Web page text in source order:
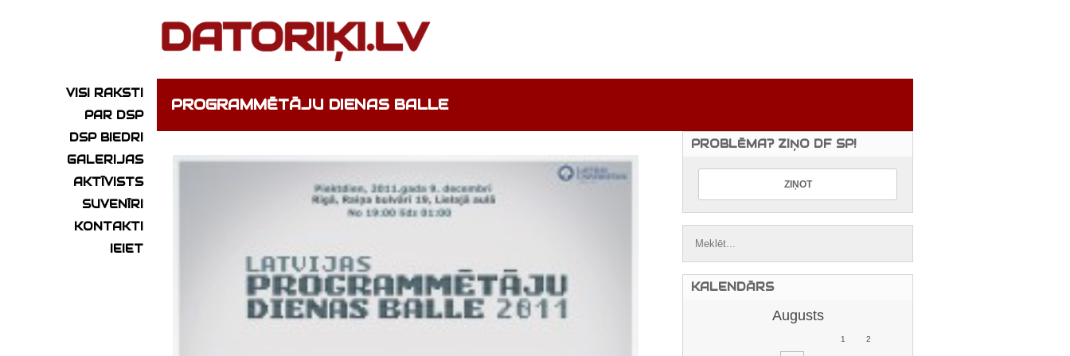
VISI RAKSTI
PAR DSP
DSP BIEDRI
GALERIJAS
AKTĪVISTS
SUVENĪRI
KONTAKTI
IEIET
PROGRAMMĒTĀJU DIENAS BALLE
PROBLĒMA? ZIŅO DF SP!
KALENDĀRS
Augusts
1 2